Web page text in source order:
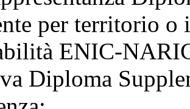
per territorio
ENIC-
Diploma